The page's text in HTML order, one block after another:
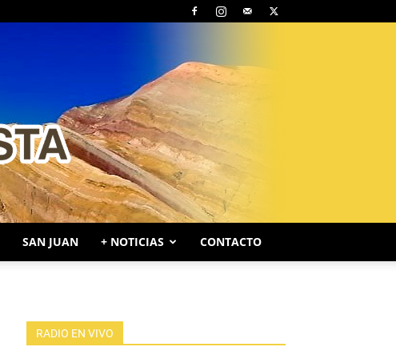
SAN JUAN + NOTICIAS CONTACTO
RADIO EN VIVO